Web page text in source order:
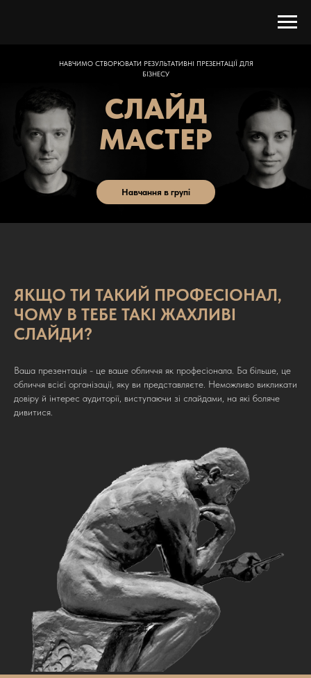
СЛАЙД
МАСТЕР
НАВЧИМО СТВОРЮВАТИ РЕЗУЛЬТАТИВНІ ПРЕЗЕНТАЦІЇ ДЛЯ
БІЗНЕСУ
Навчання в групі
ЯКЩО ТИ ТАКИЙ ПРОФЕСІОНАЛ,
ЧОМУ В ТЕБЕ ТАКІ ЖАХЛИВІ
СЛАЙДИ?
Ваша презентація - це ваше обличчя як професіонала. Ба більше, це
обличчя всієї організації, яку ви представляєте. Неможливо викликати
довіру й інтерес аудиторії, виступаючи зі слайдами, на які боляче
дивитися.